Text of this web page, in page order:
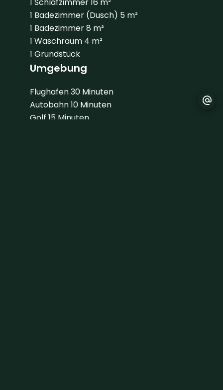
1 Badezimmer (Dusch) 5 m²
1 Badezimmer8 m²
1 Waschraum 4 m²
1 Grundstück
Umgebung
Flughafen30 Minuten
Autobahn10 Minuten
Golf 15 Minuten